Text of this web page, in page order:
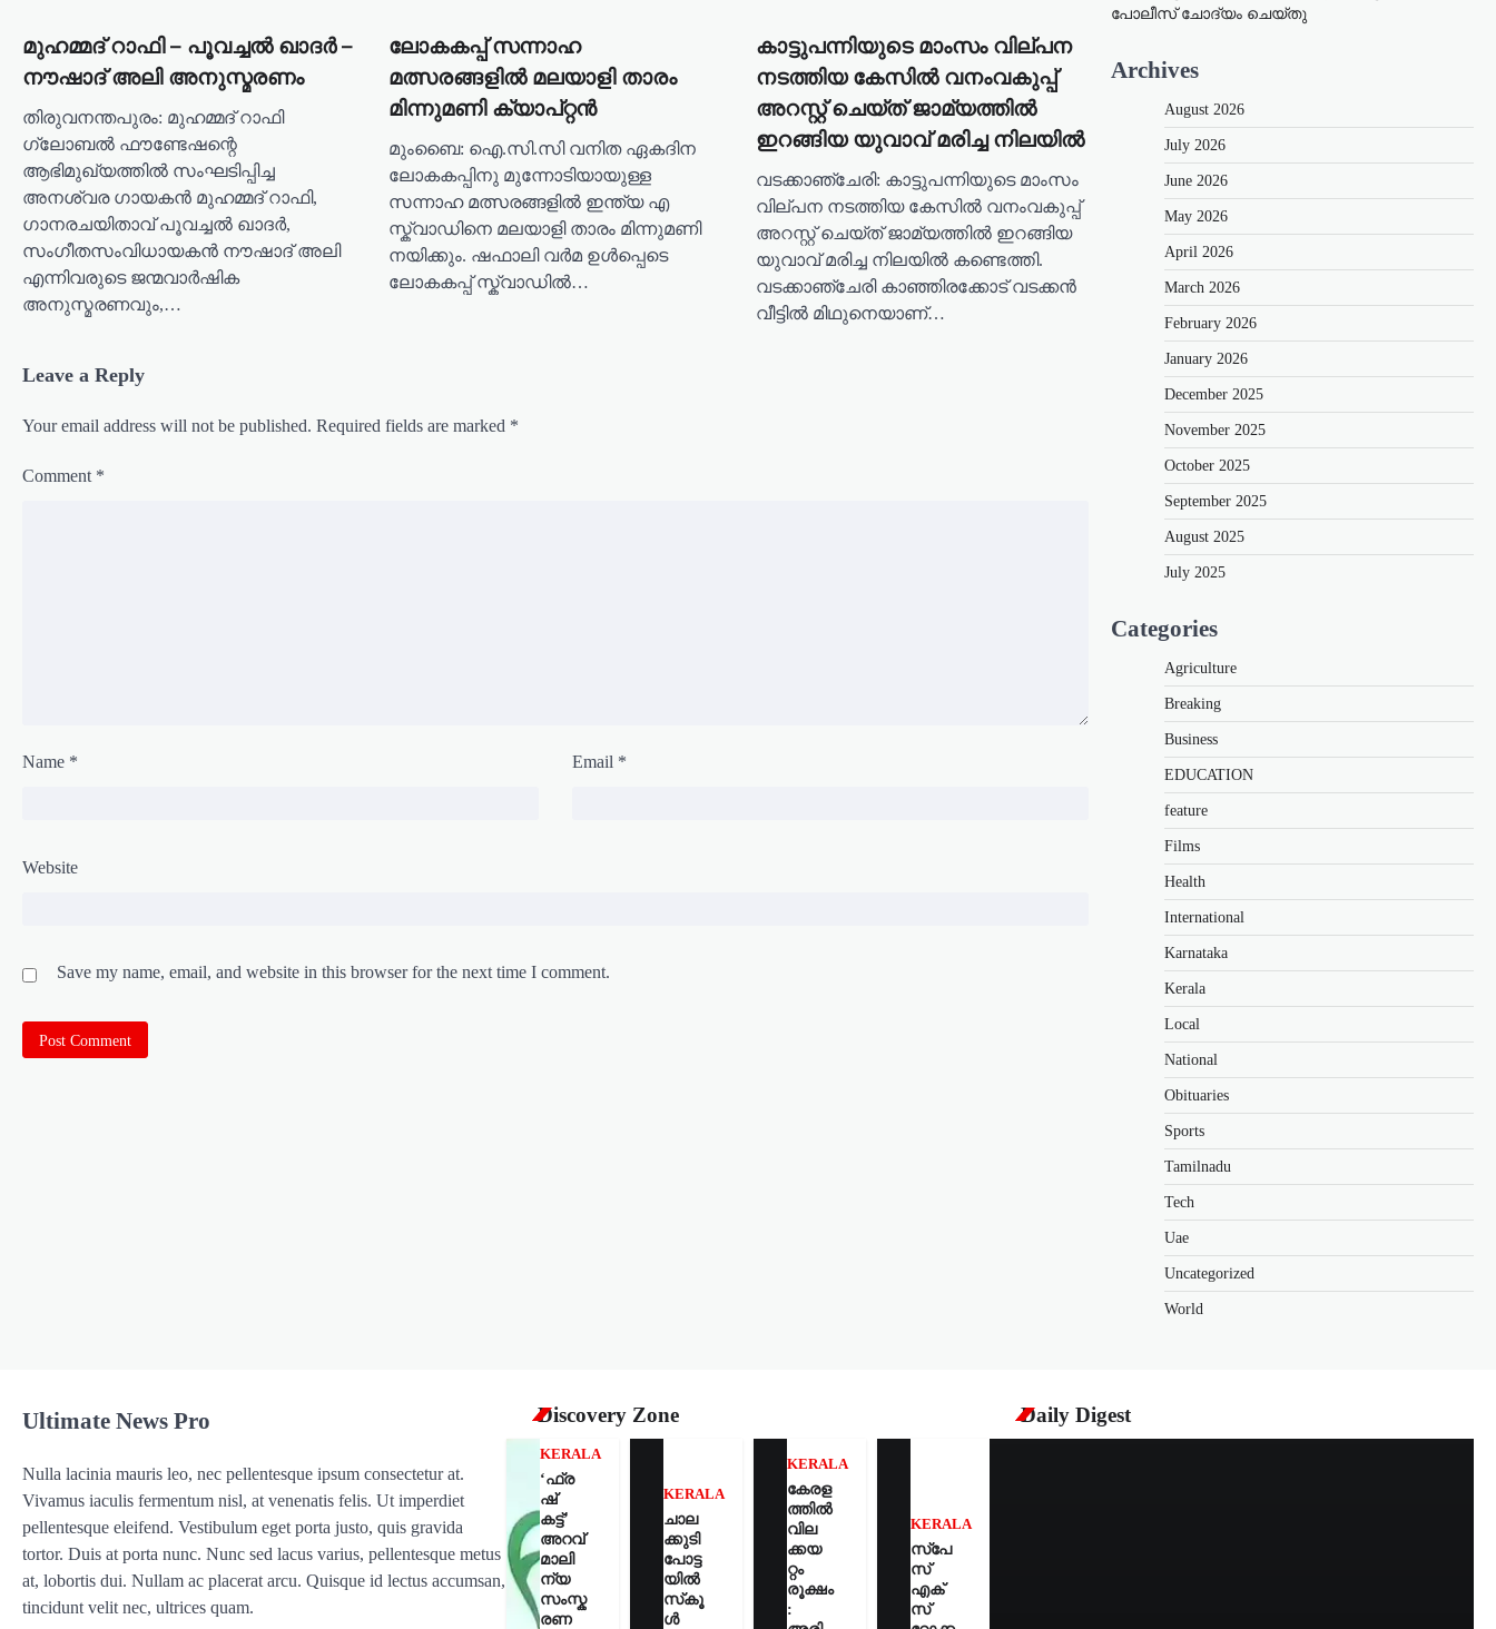
v
i
g
a
t
i
o
n
മുഹമ്മദ് റാഫി – പൂവച്ചൽ ഖാദർ –
നൗഷാദ് അലി അനുസ്മരണം
തിരുവനന്തപുരം: മുഹമ്മദ് റാഫി
ഗ്ലോബൽ ഫൗണ്ടേഷന്റെ
ആഭിമുഖ്യത്തിൽ സംഘടിപ്പിച്ച
അനശ്വര ഗായകൻ മുഹമ്മദ് റാഫി,
ഗാനരചയിതാവ് പൂവച്ചൽ ഖാദർ,
സംഗീതസംവിധായകൻ നൗഷാദ് അലി
എന്നിവരുടെ ജന്മവാർഷിക
അനുസ്മരണവും,…
ലോകകപ്പ് സന്നാഹ
മത്സരങ്ങളിൽ മലയാളി താരം
മിന്നുമണി ക്യാപ്റ്റൻ
മുംബൈ: ഐ.സി.സി വനിത ഏകദിന
ലോകകപ്പിനു മുന്നോടിയായുള്ള
സന്നാഹ മത്സരങ്ങളിൽ ഇന്ത്യ എ
സ്ക്വാഡിനെ മലയാളി താരം മിന്നുമണി
നയിക്കും. ഷഫാലി വർമ ഉൾപ്പെടെ
ലോകകപ്പ് സ്ക്വാഡിൽ…
കാട്ടുപന്നിയുടെ മാംസം വില്പന
നടത്തിയ കേസിൽ വനംവകുപ്പ്
അറസ്റ്റ് ചെയ്ത് ജാമ്യത്തിൽ
ഇറങ്ങിയ യുവാവ് മരിച്ച നിലയിൽ
വടക്കാഞ്ചേരി: കാട്ടുപന്നിയുടെ മാംസം
വില്പന നടത്തിയ കേസിൽ വനംവകുപ്പ്
അറസ്റ്റ് ചെയ്ത് ജാമ്യത്തിൽ ഇറങ്ങിയ
യുവാവ് മരിച്ച നിലയിൽ കണ്ടെത്തി.
വടക്കാഞ്ചേരി കാഞ്ഞിരക്കോട് വടക്കൻ
വീട്ടിൽ മിഥുനെയാണ്…
Leave a Reply
Your email address will not be published. Required fields are marked *
Comment *
Name * Email *
Website
Save my name, email, and website in this browser for the next time I comment.
പോലീസ് ചോദ്യം ചെയ്തു
Archives
August 2026
July 2026
June 2026
May 2026
April 2026
March 2026
February 2026
January 2026
December 2025
November 2025
October 2025
September 2025
August 2025
July 2025
Categories
Agriculture
Breaking
Business
EDUCATION
feature
Films
Health
International
Karnataka
Kerala
Local
National
Obituaries
Sports
Tamilnadu
Tech
Uae
Uncategorized
World
Ultimate News Pro
Nulla lacinia mauris leo, nec pellentesque ipsum consectetur at.
Vivamus iaculis fermentum nisl, at venenatis felis. Ut imperdiet
pellentesque eleifend. Vestibulum eget porta justo, quis gravida
tortor. Duis at porta nunc. Nunc sed lacus varius, pellentesque metus
at, lobortis dui. Nullam ac placerat arcu. Quisque id lectus accumsan,
tincidunt velit nec, ultrices quam.
Discovery Zone
KERALA
‘ഫ്ര
ഷ്
കട്ട്’
അറവ്
മാലി
ന്യ
സംസ്ക
രണ
KERALA
ചാല
ക്കുടി
പോട്ട
യിൽ
സ്‌കൂ
ൾ
KERALA
കേരള
ത്തില്‍
വില
ക്കയ
റ്റം
രൂക്ഷം
:
KERALA
സ്‌പേ
സ്
എക്‌
സ്
Daily Digest